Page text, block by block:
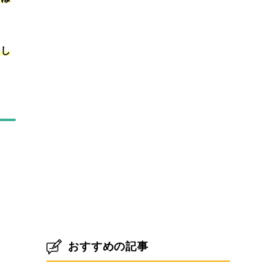
おすすめの記事